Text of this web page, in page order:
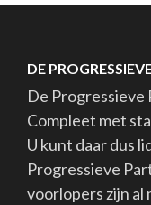
DE
De Progressieve
Compleet met
U kunt daar dus
Progressieve
voorlopers zijn al